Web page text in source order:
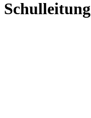
Schulleitung